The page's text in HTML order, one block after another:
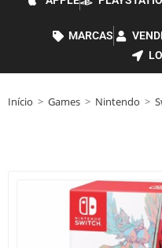
MARCAS
Início > Games > Nintendo >